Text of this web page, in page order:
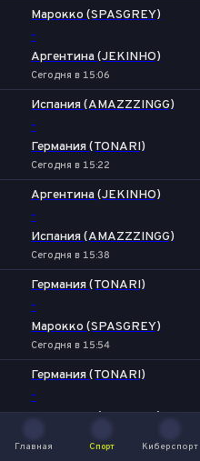
Марокко (SPASGREY)
-
Аргентина (JEKINHO)
Сегодня в 15:06
Испания (AMAZZZINGG)
-
Германия (TONARI)
Сегодня в 15:22
Аргентина (JEKINHO)
-
Испания (AMAZZZINGG)
Сегодня в 15:38
Германия (TONARI)
-
Марокко (SPASGREY)
Сегодня в 15:54
Германия (TONARI)
-
Аргентина (JEKINHO)
Главная
Спорт
Киберспорт